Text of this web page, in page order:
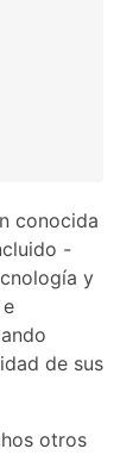
conocida
-
y
de sus
otros